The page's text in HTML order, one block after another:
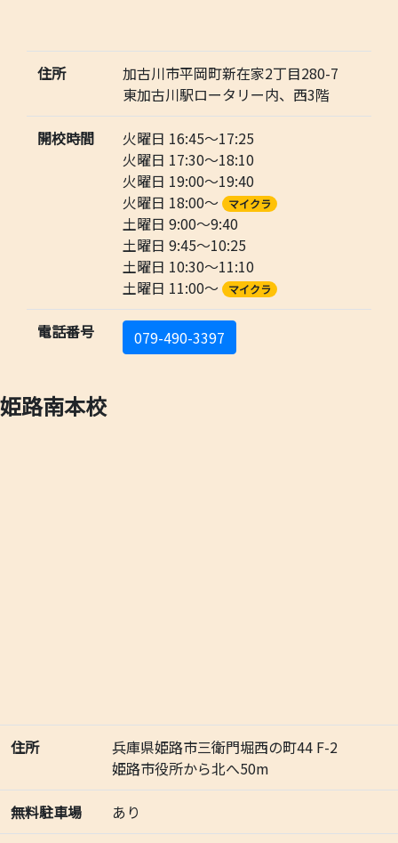
住所
加古川市平岡町新在家2丁目280-7
東加古川駅ロータリー内、西3階
開校時間
火曜日 16:45～17:25
火曜日 17:30～18:10
火曜日 19:00～19:40
火曜日 18:00～
マイクラ
土曜日 9:00～9:40
土曜日 9:45～10:25
土曜日 10:30～11:10
土曜日 11:00～
マイクラ
電話番号 079-490-3397
姫路南本校
住所
兵庫県姫路市三衛門堀西の町44 F-2
姫路市役所から北へ50m
無料駐車場 あり